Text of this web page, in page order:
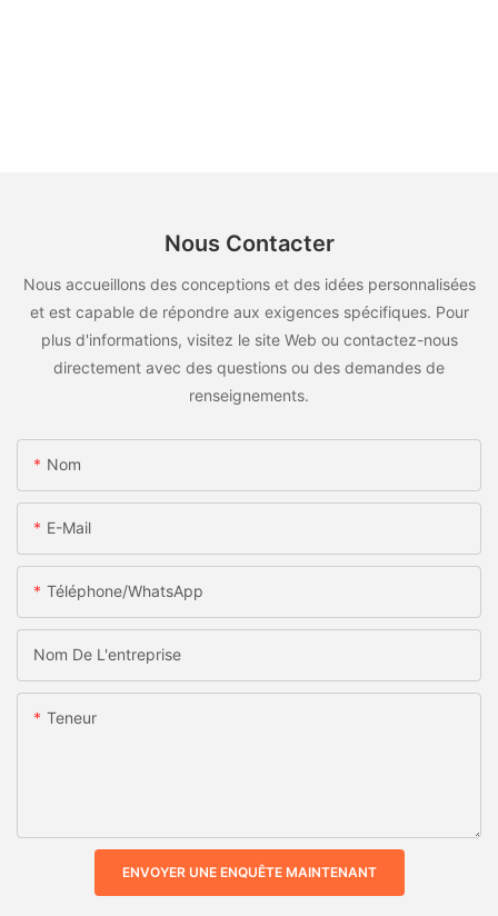
Nous Contacter
Nous accueillons des conceptions et des idées personnalisées
et est capable de répondre aux exigences spécifiques. Pour
plus d'informations, visitez le site Web ou contactez-nous
directement avec des questions ou des demandes de
renseignements.
Nom
E-Mail
Téléphone/WhatsApp
Nom De L'entreprise
Teneur
ENVOYER UNE ENQUÊTE MAINTENANT